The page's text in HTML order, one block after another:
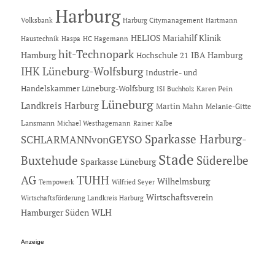
Volksbank Harburg Harburg Citymanagement Hartmann
Haustechnik Haspa HC Hagemann HELIOS Mariahilf Klinik
Hamburg hit-Technopark Hochschule 21 IBA Hamburg
IHK Lüneburg-Wolfsburg Industrie- und
Handelskammer Lüneburg-Wolfsburg ISI Buchholz Karen Pein
Landkreis Harburg Lüneburg Martin Mahn Melanie-Gitte
Lansmann Michael Westhagemann Rainer Kalbe
SCHLARMANNvonGEYSO Sparkasse Harburg-
Buxtehude Sparkasse Lüneburg Stade Süderelbe
AG Tempowerk TUHH Wilfried Seyer Wilhelmsburg
Wirtschaftsförderung Landkreis Harburg Wirtschaftsverein
Hamburger Süden WLH
Anzeige